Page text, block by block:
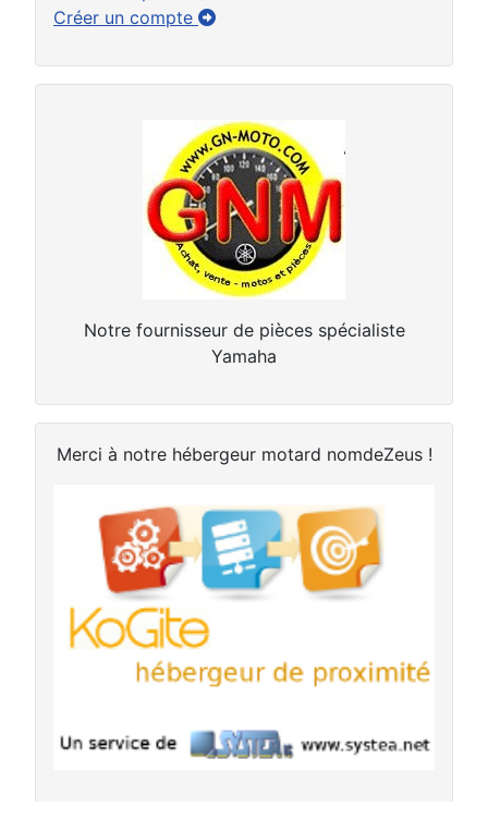
Créer un compte
Notre fournisseur de pièces spécialiste
Yamaha
Merci à notre hébergeur motard nomdeZeus !